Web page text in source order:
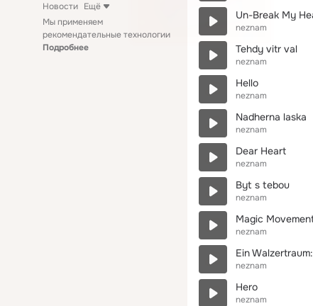
Новости Ещё
Мы применяем
рекомендательные технологии
Подробнее
Un-Break My
neznam
Tehdy vitr val
neznam
Hello
neznam
Nadherna laska
neznam
Dear Heart
neznam
Byt s tebou
neznam
Magic
neznam
Ein
neznam
Hero
neznam